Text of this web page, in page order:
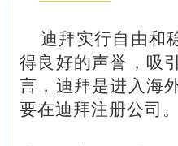
迪拜实行自由和
得良好的声誉，吸
言，迪拜是进入海
要在迪拜注册公司。